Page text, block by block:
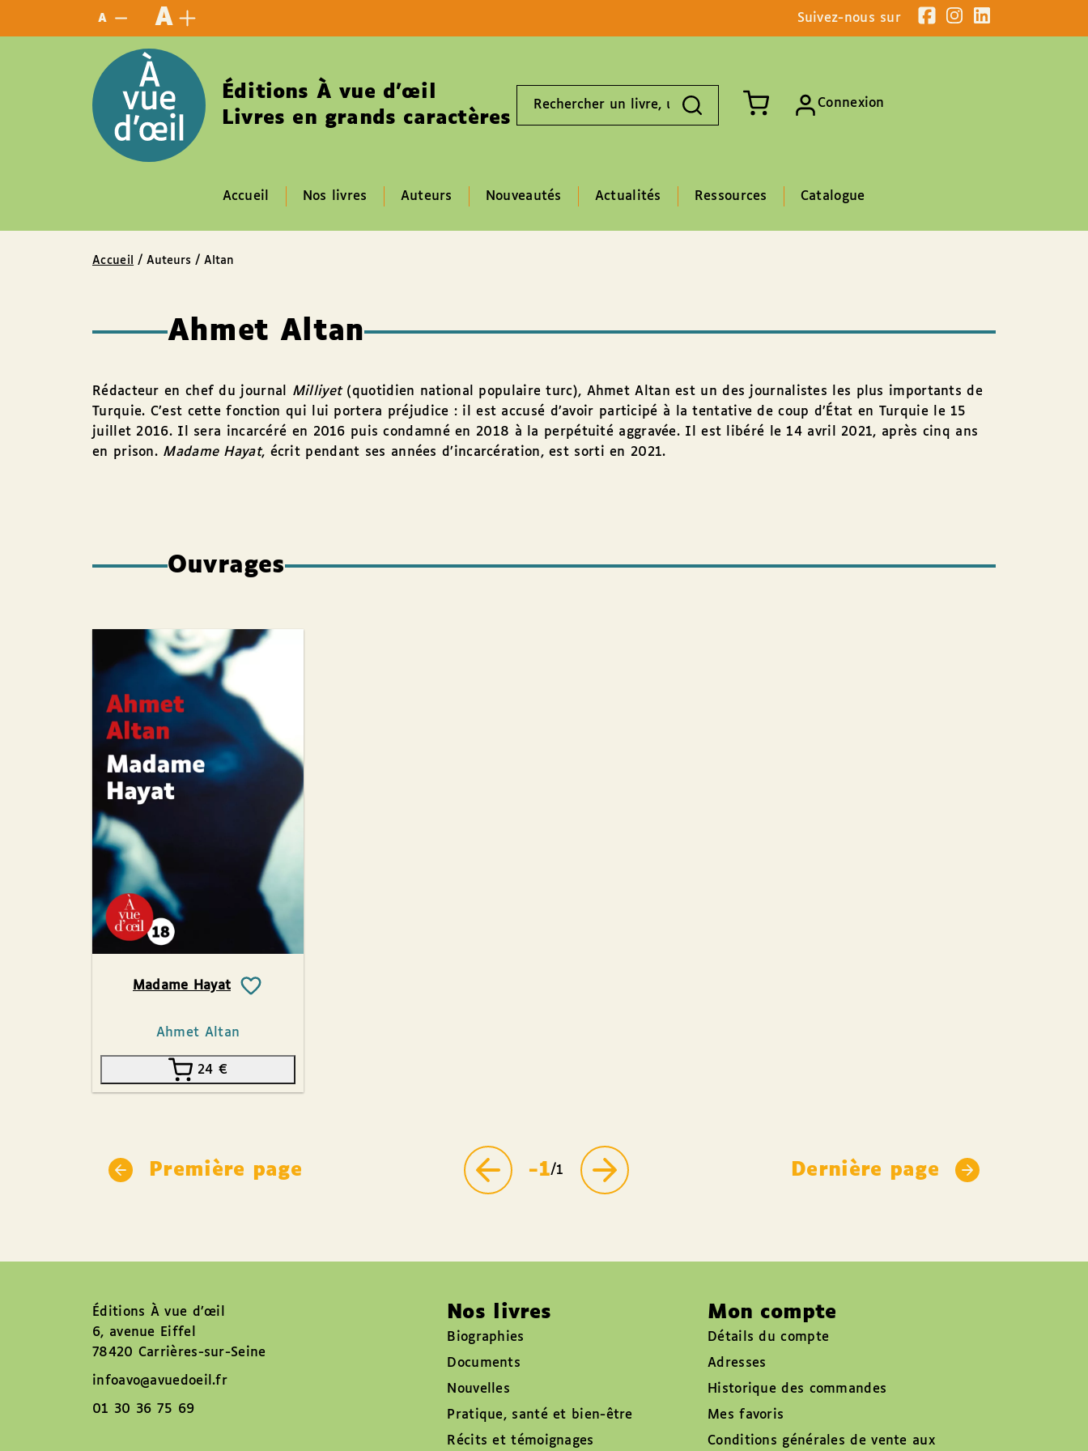
A A Suivez-nous sur
Éditions À vue d’œil
Livres en grands caractères livre,
Connexion
Accueil Nos livres Auteurs Nouveautés Actualités Ressources Catalogue
Accueil / Auteurs / Altan
Ahmet Altan
Rédacteur en chef du journal Milliyet(quotidien national populaire turc), Ahmet Altan est un des journalistes les plus importants de
Turquie. C’est cette fonction qui lui portera préjudice : il est accusé d’avoir participé à la tentative de coup d’État en Turquie le 15
juillet 2016. Il sera incarcéré en 2016 puis condamné en 2018 à la perpétuité aggravée. Il est libéré le 14 avril 2021, après cinq ans
en prison. Madame Hayat, écrit pendant ses années d’incarcération, est sorti en 2021.
Ouvrages
Madame Hayat
Ahmet Altan
24 €
Première page -1/1 Dernière page
Éditions À vue d’œil
6, avenue Eiffel
78420 Carrières-sur-Seine
infoavo@avuedoeil.fr
01 30 36 75 69
Nos livres
Biographies
Documents
Nouvelles
Pratique, santé et bien-être
Récits et témoignages
Mon compte
Détails du compte
Adresses
Historique des commandes
Mes favoris
Conditions générales de vente aux
Panneau de gestion des cookies